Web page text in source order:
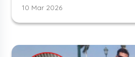
10 Mar 2026